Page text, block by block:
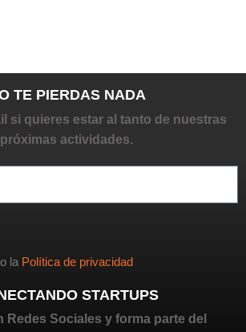
TE PIERDAS NADA
si quieres estar al tanto de nuestras
próximas actividades.
la Política de privacidad
STARTUPS
Redes Sociales y forma parte del